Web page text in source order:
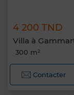
4 200 TND
Villa à
300 m²
Contacter